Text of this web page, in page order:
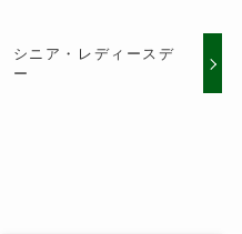
シニア・レディースデ
ー